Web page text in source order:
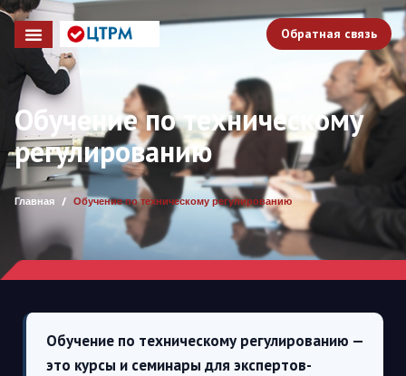
Обратная связь
Обучение по техническому
регулированию
Главная / Обучение по техническому регулированию
Обучение по техническому регулированию —
это курсы и семинары для экспертов-